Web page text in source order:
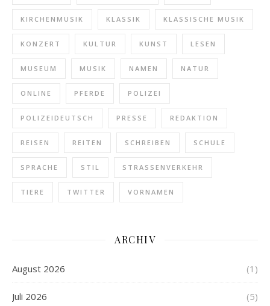
KIRCHENMUSIK KLASSIK KLASSISCHE MUSIK
KONZERT KULTUR KUNST LESEN
MUSEUM MUSIK NAMEN NATUR
ONLINE PFERDE POLIZEI
POLIZEIDEUTSCH PRESSE REDAKTION
REISEN REITEN SCHREIBEN SCHULE
SPRACHE STIL STRASSENVERKEHR
TIERE TWITTER VORNAMEN
ARCHIV
August 2026 (1)
Juli 2026 (5)